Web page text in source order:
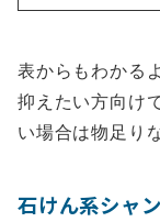
表からもわかる
抑えたい方向け
い場合は物足り
石けん系シャ